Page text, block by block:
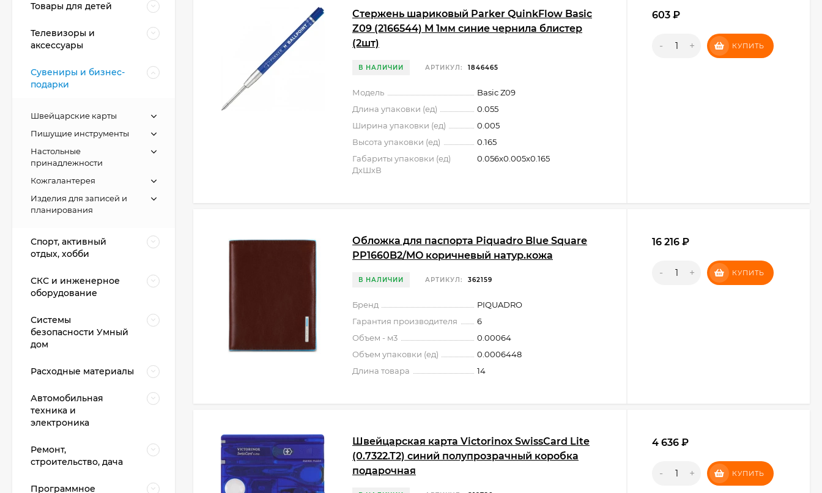
Стержень шариковый Parker QuinkFlow Basic
Z09 (2166544) M 1мм синие чернила блистер
(2шт)
В НАЛИЧИИ АРТИКУЛ: 1846465
Модель
Basic Z09
Длина упаковки (ед)
0.055
Ширина упаковки (ед)
0.005
Высота упаковки (ед)
0.165
Габариты упаковки (ед)
ДхШхВ
0.056x0.005x0.165
603 ₽
- + КУПИТЬ
Обложка для паспорта Piquadro Blue Square
PP1660B2/MO коричневый натур.кожа
В НАЛИЧИИ АРТИКУЛ: 362159
Бренд
PIQUADRO
Гарантия производителя
6
Объем - м3
0.00064
Объем упаковки (ед)
0.0006448
Длина товара
14
16 216 ₽
- + КУПИТЬ
Швейцарская карта Victorinox SwissCard Lite
(0.7322.T2) синий полупрозрачный коробка
подарочная
4 636 ₽
- + КУПИТЬ
Товары для детей
Телевизоры и
аксессуары
Сувениры и бизнес-
подарки
Швейцарские карты
Пишущие инструменты
Настольные
принадлежности
Кожгалантерея
Изделия для записей и
планирования
Спорт, активный
отдых, хобби
СКС и инженерное
оборудование
Системы
безопасности Умный
дом
Расходные материалы
Автомобильная
техника и
электроника
Ремонт,
строительство, дача
Программное